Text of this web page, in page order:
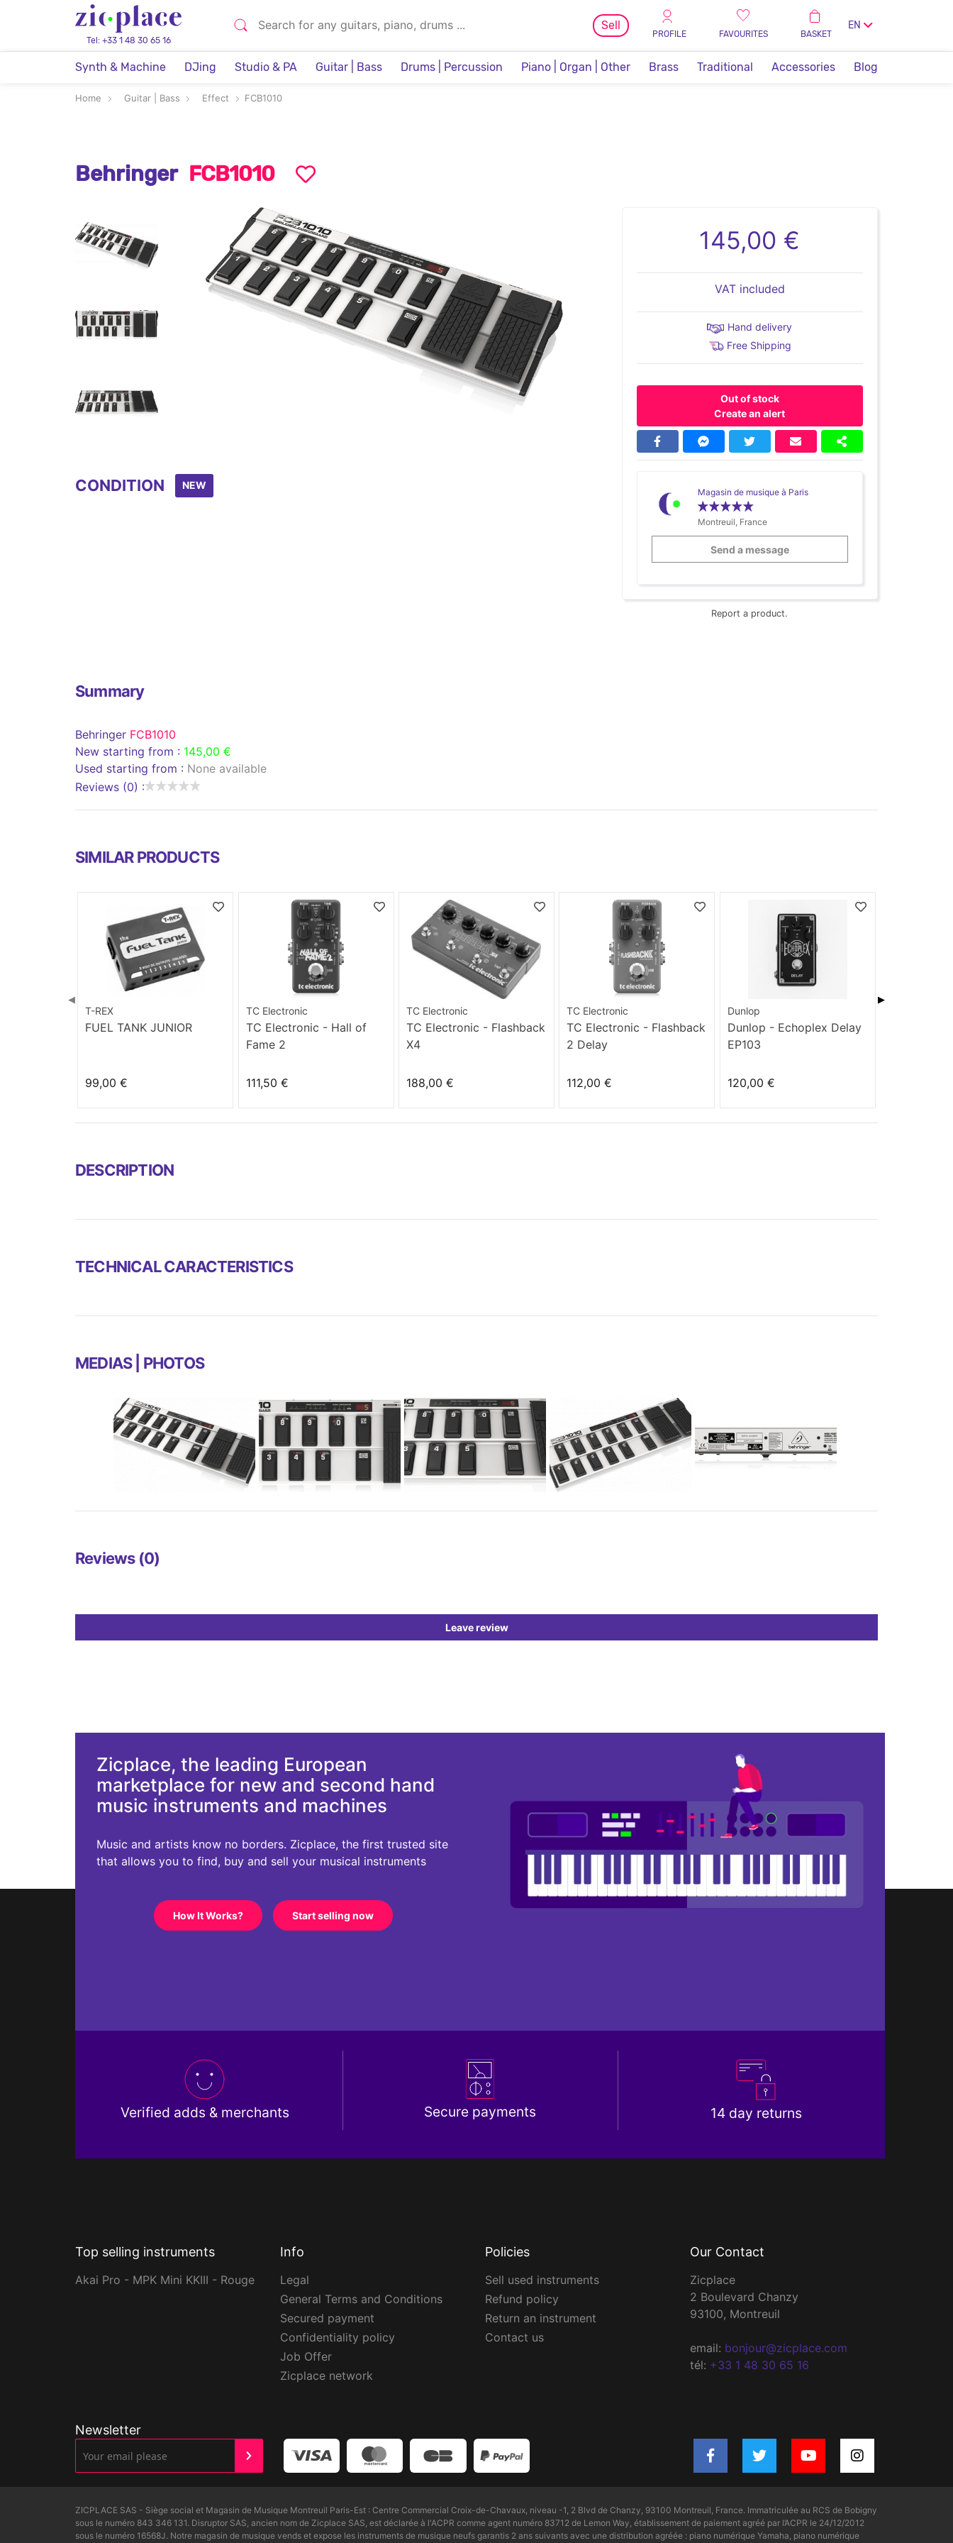
Tel: +33 1 48 30 65 16
Sell
PROFILE FAVOURITES BASKET
EN
Synth & Machine DJing Studio & PA Guitar | Bass Drums | Percussion Piano | Organ | Other Brass Traditional Accessories Blog
Home Guitar | Bass Effect FCB1010
Behringer FCB1010
of
5
CONDITION NEW
145,00 €
VAT included
Hand delivery
Free Shipping
Out of stock
Create an alert
Magasin de musique à Paris
Montreuil, France
Send a message
Report a product.
Summary
Behringer FCB1010
New starting from : 145,00 €
Used starting from : None available
Reviews (0) :
SIMILAR PRODUCTS
T-REX
FUEL TANK JUNIOR
99,00 €
TC Electronic
TC Electronic - Hall of
Fame 2
111,50 €
TC Electronic
TC Electronic - Flashback
X4
188,00 €
TC Electronic
TC Electronic - Flashback
2 Delay
112,00 €
Dunlop
Dunlop - Echoplex Delay
EP103
120,00 €
◀ ▶
DESCRIPTION
TECHNICAL CARACTERISTICS
MEDIAS | PHOTOS
Reviews (0)
Leave review
Zicplace, the leading European
marketplace for new and second hand
music instruments and machines
Music and artists know no borders. Zicplace, the first trusted site
that allows you to find, buy and sell your musical instruments
How It Works? Start selling now
Verified adds & merchants Secure payments 14 day returns
Top selling instruments
Akai Pro - MPK Mini KKIII - Rouge
Info
Legal
General Terms and Conditions
Secured payment
Confidentiality policy
Job Offer
Zicplace network
Policies
Sell used instruments
Refund policy
Return an instrument
Contact us
Our Contact
Zicplace
2 Boulevard Chanzy
93100, Montreuil
email: bonjour@zicplace.com
tél: +33 1 48 30 65 16
Newsletter
ZICPLACE SAS - Siège social et Magasin de Musique Montreuil Paris-Est : Centre Commercial Croix-de-Chavaux, niveau -1, 2 Blvd de Chanzy, 93100 Montreuil, France. Immatriculée au RCS de Bobigny
sous le numéro 843 346 131. Disruptor SAS, ancien nom de Zicplace SAS, est déclarée à l'ACPR comme agent numéro 83712 de Lemon Way, établissement de paiement agréé par l’ACPR le 24/12/2012
sous le numéro 16568J. Notre magasin de musique vends et expose les instruments de musique neufs garantis 2 ans suivants avec une distribution agréée : piano numérique Yamaha, piano numérique